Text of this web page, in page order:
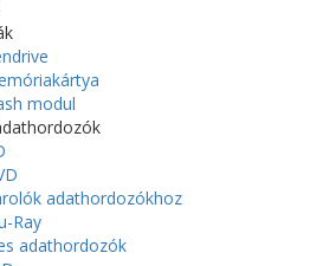
modul
adathordozókhoz
Ray
adathordozók